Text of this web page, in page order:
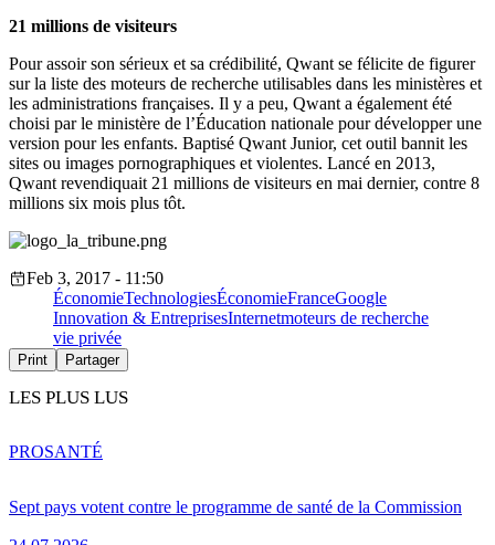
21 millions de visiteurs
Pour assoir son sérieux et sa crédibilité, Qwant se félicite de figurer
sur la liste des moteurs de recherche utilisables dans les ministères et
les administrations françaises. Il y a peu, Qwant a également été
choisi par le ministère de l’Éducation nationale pour développer une
version pour les enfants. Baptisé Qwant Junior, cet outil bannit les
sites ou images pornographiques et violentes. Lancé en 2013,
Qwant revendiquait 21 millions de visiteurs en mai dernier, contre 8
millions six mois plus tôt.
Feb 3, 2017 - 11:50
ÉconomieTechnologiesÉconomieFranceGoogle
Innovation & EntreprisesInternetmoteurs de recherche
vie privée
Print Partager
LES PLUS LUS
Sept pays votent contre le programme de santé de la Commission
PROSANTÉ